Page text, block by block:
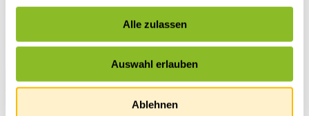
Alle zulassen
Auswahl erlauben
Ablehnen
Schwimmbad Felsenau
Vorarlberger Museumswelt